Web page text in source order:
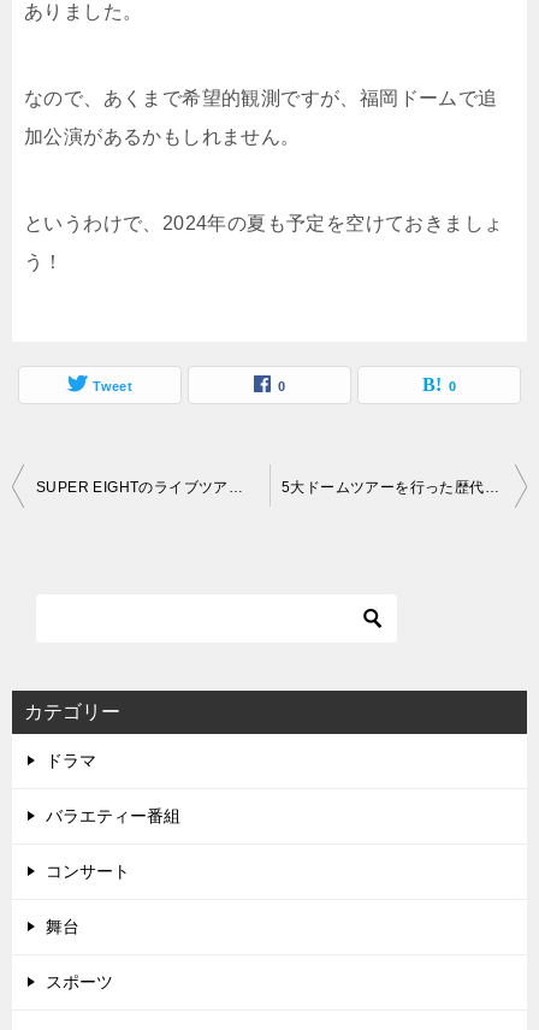
ありました。
なので、あくまで希望的観測ですが、福岡ドームで追
加公演があるかもしれません。
というわけで、2024年の夏も予定を空けておきましょ
う！
Tweet 0 0
投
シ
ョ
SUPER EIGHTのライブツアーの日程と会場が決定！チケットの取り方は？ 5大ドームツアーを行った歴代アーティストは！海外のアーティストもご紹介！
カテゴリー
ドラマ
バラエティー番組
コンサート
舞台
スポーツ